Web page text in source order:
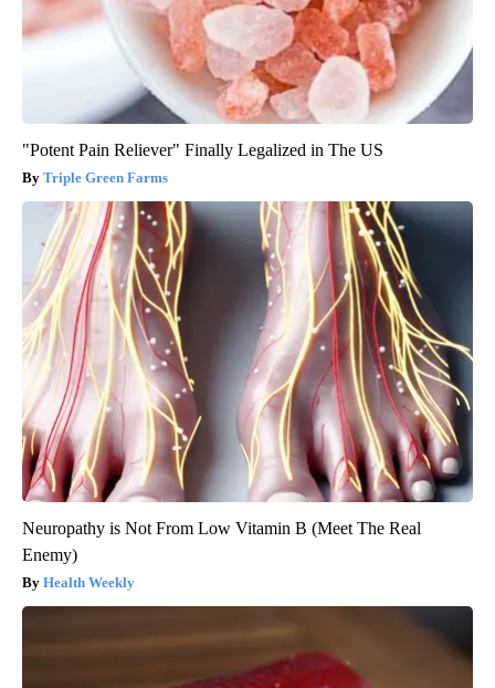
"Potent Pain Reliever" Finally Legalized in The US
Triple Green Farms
Neuropathy is Not From Low Vitamin B (Meet The Real
Enemy)
Health Weekly